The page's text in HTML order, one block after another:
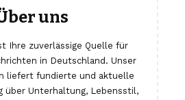
uns
Ihre zuverlässige Quelle für
in Deutschland. Unser
liefert fundierte und aktuelle
über Unterhaltung, Lebensstil,